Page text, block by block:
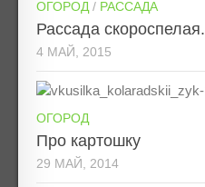
ОГОРОД / РАССАДА
Рассада скороспелая.
4 МАЙ, 2015
ОГОРОД
Про картошку
29 МАЙ, 2014